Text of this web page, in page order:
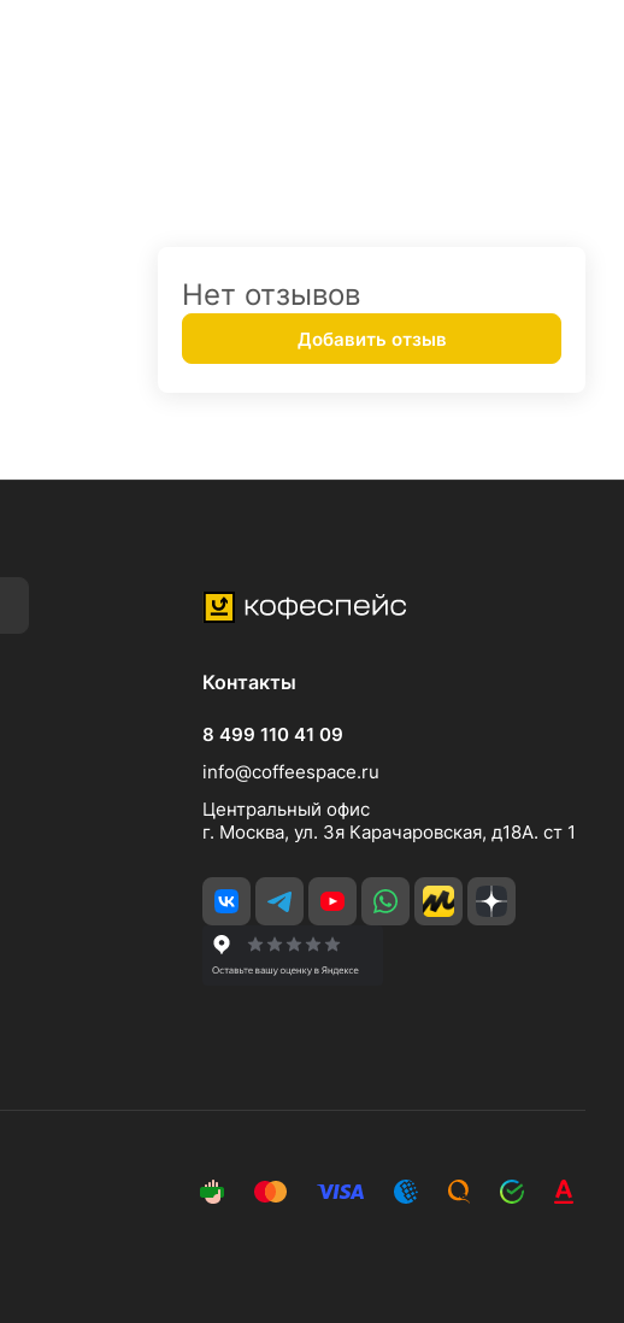
Нет отзывов
Добавить отзыв
Контакты
8 499 110 41 09
info@coffeespace.ru
Центральный офис
г. Москва, ул. 3я Карачаровская, д18А. ст 1